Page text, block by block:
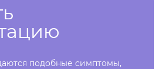
подобные симптомы,